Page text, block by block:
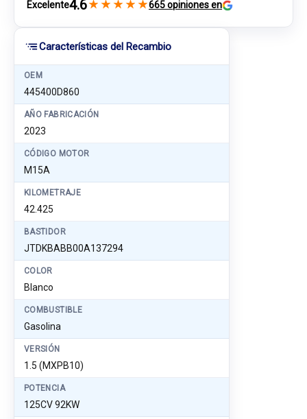
Características del Recambio
OEM
445400D860
AÑO FABRICACIÓN
2023
CÓDIGO MOTOR
M15A
KILOMETRAJE
42.425
BASTIDOR
JTDKBABB00A137294
COLOR
Blanco
COMBUSTIBLE
Gasolina
VERSIÓN
1.5 (MXPB10)
POTENCIA
125CV 92KW
Excelente4.6★ ★ ★ ★ ★665 opiniones en